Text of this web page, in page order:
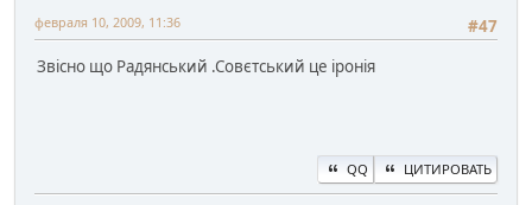
#47
февраля 10, 2009, 11:36
Звісно що Радянський .Совєтський це іронія
QQ ЦИТИРОВАТЬ